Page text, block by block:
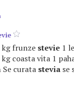
frunze stevie 1
coasta vita 1
curata stevia se